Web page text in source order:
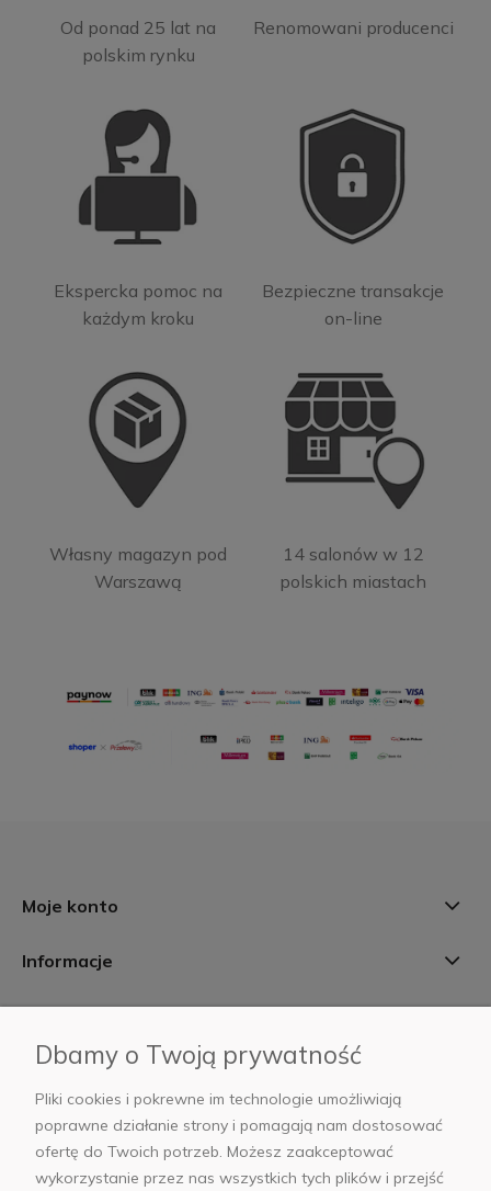
Od ponad 25 lat na
polskim rynku
Renomowani producenci
Ekspercka pomoc na
każdym kroku
Bezpieczne transakcje
on-line
Własny magazyn pod
Warszawą
14 salonów w 12
polskich miastach
Moje konto
Informacje
AB Foto
Dbamy o Twoją prywatność
Pliki cookies i pokrewne im technologie umożliwiają
poprawne działanie strony i pomagają nam dostosować
ofertę do Twoich potrzeb. Możesz zaakceptować
wykorzystanie przez nas wszystkich tych plików i przejść